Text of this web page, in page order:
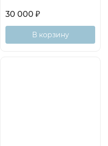
30 000 ₽
В корзину